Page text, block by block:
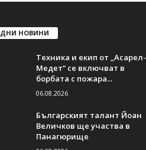
НОВИНИ
Техника и екип от „Асарел-
Медет“ се включват в
борбата с пожара...
06.08.2026
Българският талант Йоан
Величков ще участва в
Панагюрище